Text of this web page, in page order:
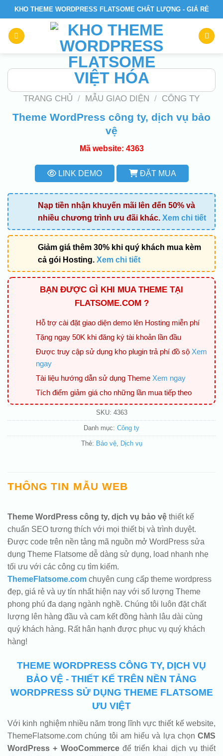
Skip
to
content
KHO THEME WORDPRESS FLATSOME CHẤT LƯỢNG - GIÁ RẺ
TRANG CHỦ / MẪU GIAO DIỆN / CÔNG TY
Theme WordPress công ty, dịch vụ bảo
vệ
Mã website: 4363
LINK DEMO ĐẶT MUA
Nạp tiền nhận khuyến mãi lên đến 50% và
nhiều chương trình ưu đãi khác. Xem chi tiết
Giảm giá thêm 30% khi quý khách mua kèm
cả gói Hosting. Xem chi tiết
BẠN ĐƯỢC GÌ KHI MUA THEME TẠI
FLATSOME.COM ?
Hỗ trợ cài đặt giao diện demo lên Hosting miễn phí
Tặng ngay 50K khi đăng ký tài khoản lần đầu
Được truy cập sử dụng kho plugin trả phí đồ sộ Xem
ngay
Tài liệu hướng dẫn sử dụng Theme Xem ngay
Tích điểm giảm giá cho những lần mua tiếp theo
SKU: 4363
Danh mục: Công ty
Thẻ: Bảo vệ, Dịch vụ
THÔNG TIN MẪU WEB
Theme WordPress công ty, dịch vụ bảo vệ thiết kế
chuẩn SEO tương thích với mọi thiết bị và trình duyệt.
Được code trên nền tảng mã nguồn mở WordPress sửa
dụng Theme Flatsome dễ dàng sử dụng, load nhanh nhẹ
tối ưu với các công cụ tìm kiếm.
ThemeFlatsome.com chuyên cung cấp theme wordpress
đẹp, giá rẻ và uy tín nhất hiện nay với số lượng Theme
phong phú đa dạng ngành nghề. Chúng tôi luôn đặt chất
lượng lên hàng đầu và cam kết đồng hành lâu dài cùng
quý khách hàng. Rất hân hạnh được phục vụ quý khách
hàng!
THEME WORDPRESS CÔNG TY, DỊCH VỤ
BẢO VỆ - THIẾT KẾ TRÊN NỀN TẢNG
WORDPRESS SỬ DỤNG THEME FLATSOME
ƯU VIỆT
Với kinh nghiệm nhiều năm trong lĩnh vực thiết kế website,
ThemeFlatsome.com chúng tôi am hiểu và lựa chọn CMS
WordPress + WooCommerceđể triển khai dịch vụ thiết